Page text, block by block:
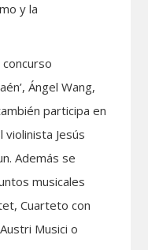
y la
Ángel Wang,
participa en
Jesús
Además se
musicales
Cuarteto con
Musici o